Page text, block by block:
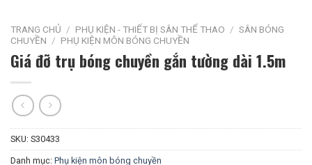
TRANG CHỦ / PHỤ KIỆN - THIẾT BỊ SÂN THỂ THAO / SÂN BÓNG
CHUYỀN / PHỤ KIỆN MÔN BÓNG CHUYỀN
Giá đỡ trụ bóng chuyền gắn tường dài 1.5m
SKU: S30433
Danh mục: Phụ kiện môn bóng chuyền